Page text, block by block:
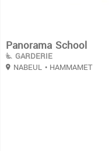
Panorama School
GARDERIE
NABEUL • HAMMAMET